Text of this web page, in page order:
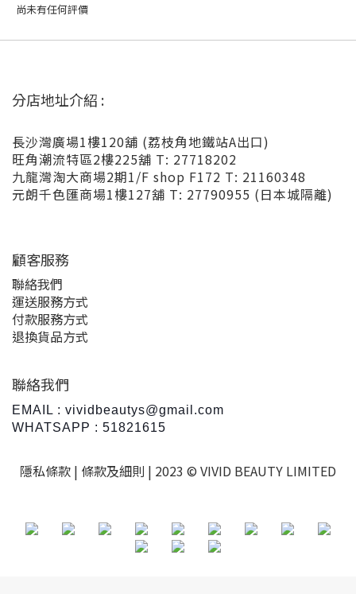
尚未有任何評價
分店地址介紹 :
長沙灣廣場1樓120舖 (荔枝角地鐵站A出口)
旺角潮流特區2樓225舖 T: 27718202
九龍灣淘大商場2期1/F shop F172 T: 21160348
元朗千色匯商場1樓127舖 T: 27790955 (日本城隔離)
顧客服務
聯絡我們
運送服務方式
付款服務方式
退換貨品方式
聯絡我們
EMAIL : vividbeautys@gmail.com
WHATSAPP : 51821615
隱私條款 | 條款及細則 | 2023 © VIVID BEAUTY LIMITED